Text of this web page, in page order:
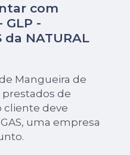
com
GLP -
da NATURAL
Mangueira de
prestados de
cliente deve
uma empresa